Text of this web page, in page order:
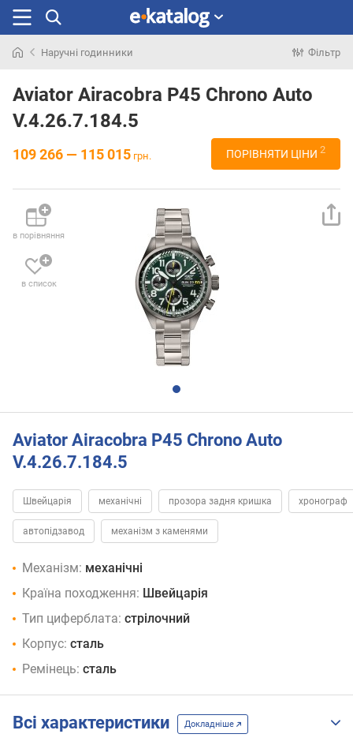
раніше
Наручні годинники Фільтр
Aviator Airacobra P45 Chrono Auto
V.4.26.7.184.5
109 266 — 115 015 грн. ПОРІВНЯТИ ЦІНИ 2
в порівняння
в список
Aviator Airacobra P45 Chrono Auto
V.4.26.7.184.5
Швейцарія механічні прозора задня кришка хронограф
автопідзавод механізм з каменями
Механізм: механічні
Країна походження: Швейцарія
Тип циферблата: стрілочний
Корпус: сталь
Ремінець: сталь
Всі характеристики Докладніше